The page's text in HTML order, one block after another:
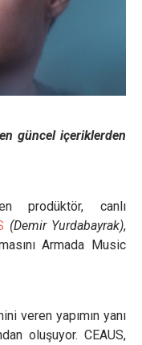
güncel içeriklerden
prodüktör, canlı
(Demir Yurdabayrak),
Armada Music
veren yapımın yanı
oluşuyor. CEAUS,